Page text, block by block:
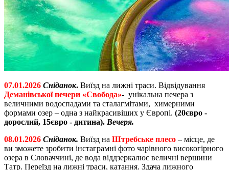
07.01.2026 Сніданок. Виїзд на лижні траси. Відвідування
Деманівської печери «Свобода»- унікальна печера з
величними водоспадами та сталагмітами, химерними
формами озер – одна з найкрасивіших у Європі. (20євро -
дорослий, 15євро - дитина). Вечеря.
08.01.2026 Сніданок. Виїзд на Штребське плесо – місце, де
ви зможете зробити інстаграмні фото чарівного високогірного
озера в Словаччині, де вода віддзеркалює величні вершини
Татр. Переїзд на лижні траси, катання. Здача лижного